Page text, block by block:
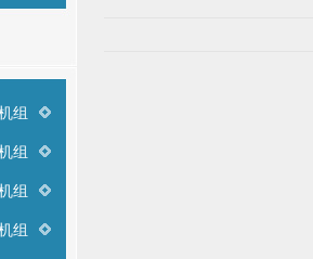
组
组
组
组